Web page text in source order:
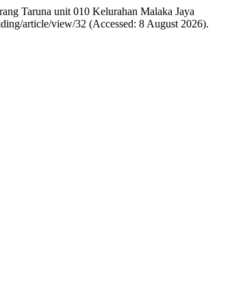
Taruna unit 010 Kelurahan Malaka Jaya
article/view/32 (Accessed: 8 August 2026).